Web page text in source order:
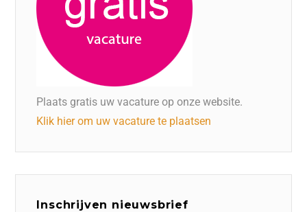
Plaats gratis uw vacature op onze website.
Klik hier om uw vacature te plaatsen
Inschrijven nieuwsbrief